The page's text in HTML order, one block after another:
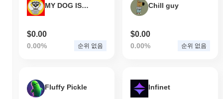
MY DOG IS THE DEV
$0.00
0.00% 순위 없음
Chill guy
$0.00
0.00% 순위 없음
Fluffy Pickle Infinet